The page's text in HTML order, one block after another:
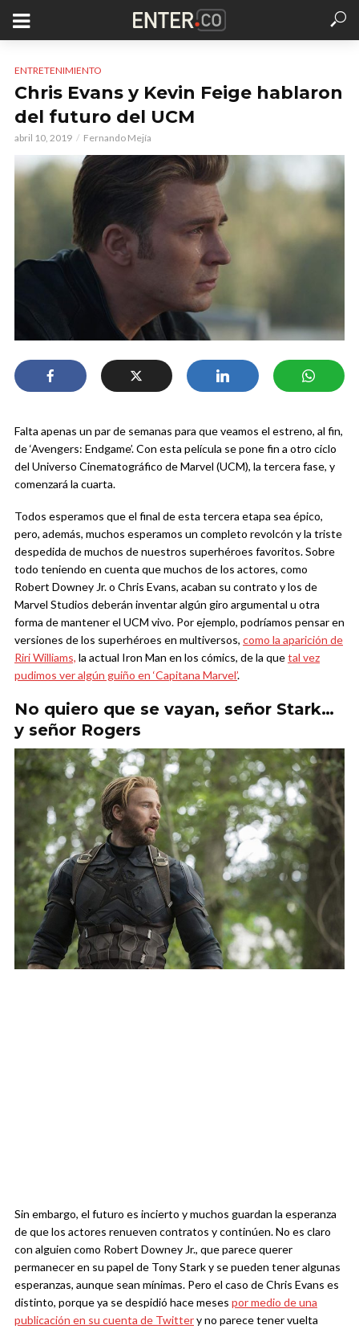
ENTRETENIMIENTO
Chris Evans y Kevin Feige hablaron
del futuro del UCM
abril 10, 2019 Fernando Mejía
Falta apenas un par de semanas para que veamos el estreno, al fin,
de ‘Avengers: Endgame’. Con esta película se pone fin a otro ciclo
del Universo Cinematográfico de Marvel (UCM), la tercera fase, y
comenzará la cuarta.
Todos esperamos que el final de esta tercera etapa sea épico,
pero, además, muchos esperamos un completo revolcón y la triste
despedida de muchos de nuestros superhéroes favoritos. Sobre
todo teniendo en cuenta que muchos de los actores, como
Robert Downey Jr. o Chris Evans, acaban su contrato y los de
Marvel Studios deberán inventar algún giro argumental u otra
forma de mantener el UCM vivo. Por ejemplo, podríamos pensar en
versiones de los superhéroes en multiversos, como la aparición de
Riri Williams, la actual Iron Man en los cómics, de la quetal vez
pudimos ver algún guiño en ‘Capitana Marvel’.
No quiero que se vayan, señor Stark…
y señor Rogers
Sin embargo, el futuro es incierto y muchos guardan la esperanza
de que los actores renueven contratos y continúen. No es claro
con alguien como Robert Downey Jr., que parece querer
permanecer en su papel de Tony Stark y se pueden tener algunas
esperanzas, aunque sean mínimas. Pero el caso de Chris Evans es
distinto, porque ya se despidió hace meses por medio de una
publicación en su cuenta de Twittery no parece tener vuelta